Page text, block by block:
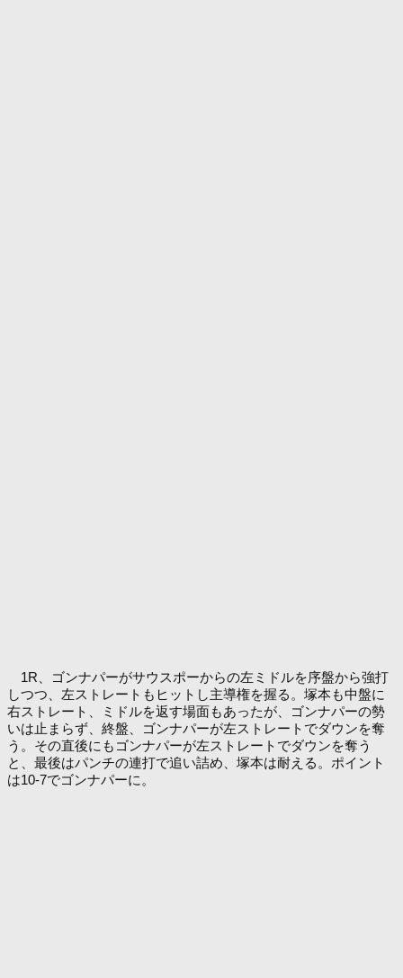
1R、ゴンナパーがサウスポーからの左ミドルを序盤から強打
しつつ、左ストレートもヒットし主導権を握る。塚本も中盤に
右ストレート、ミドルを返す場面もあったが、ゴンナパーの勢
いは止まらず、終盤、ゴンナパーが左ストレートでダウンを奪
う。その直後にもゴンナパーが左ストレートでダウンを奪う
と、最後はパンチの連打で追い詰め、塚本は耐える。ポイント
は10-7でゴンナパーに。